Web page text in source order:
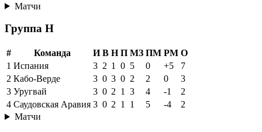
Матчи
Группа H
# Команда И В Н П МЗ ПМ РМ О
1 Испания 3 2 1 0 5 0 +5
7
2 Кабо-Верде 3 0 3 0 2 2 0
3
3 Уругвай 3 0 2 1 3 4 -1
2
4 Саудовская Аравия 3 0 2 1 1 5 -4
2
Матчи